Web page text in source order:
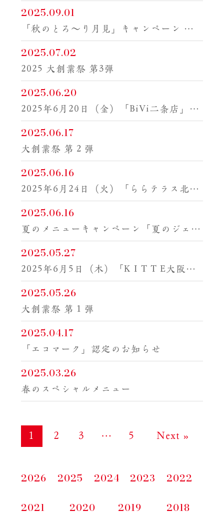
2025.09.01
「秋のとろ～り月見」キャンペーン 季節感たっぷりのメニューが登場
2025.07.02
2025 大創業祭 第3弾
2025.06.20
2025年6月20日（金）「BiVi二条店」リニューアルオープン！
2025.06.17
大創業祭 第２弾
2025.06.16
2025年6月24日（火）「ららテラス北綾瀬店」グランドオープン！
2025.06.16
夏のメニューキャンペーン「夏のジェノペペ」
2025.05.27
2025年6月5日（木）「K I T T E大阪店」グランドオープン！
2025.05.26
大創業祭 第１弾
2025.04.17
「エコマーク」認定のお知らせ
2025.03.26
春のスペシャルメニュー
2026 2025 2024 2023
2022
2021
2020 2019 2018
1 2 3 … 5 Next »